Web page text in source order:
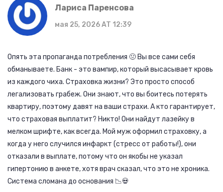
Лариса Паренсова
мая 25, 2026 AT 12:39
Опять эта пропаганда потребления 🤢 Вы все сами себя
обманываете. Банк - это вампир, который высасывает кровь
из каждого чиха. Страховка жизни? Это просто способ
легализовать грабеж. Они знают, что вы боитесь потерять
квартиру, поэтому давят на ваши страхи. А кто гарантирует,
что страховая выплатит? Никто! Они найдут лазейку в
мелком шрифте, как всегда. Мой муж оформил страховку, а
когда у него случился инфаркт (стресс от работы!), они
отказали в выплате, потому что он якобы не указал
гипертонию в анкете, хотя врач сказал, что это не хроника.
Система сломана до основания 📉💀